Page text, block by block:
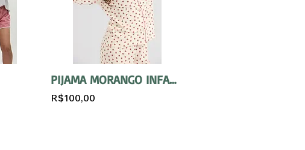
PIJAMA MORANGO INFANTIL
R$100,00